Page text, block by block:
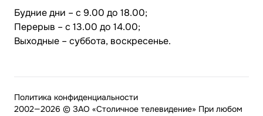
Будние дни – с 9.00 до 18.00;
Перерыв – с 13.00 до 14.00;
Выходные – суббота, воскресенье.
2002—2026 © ЗАО «Столичное телевидение» При любом
Политика конфиденциальности